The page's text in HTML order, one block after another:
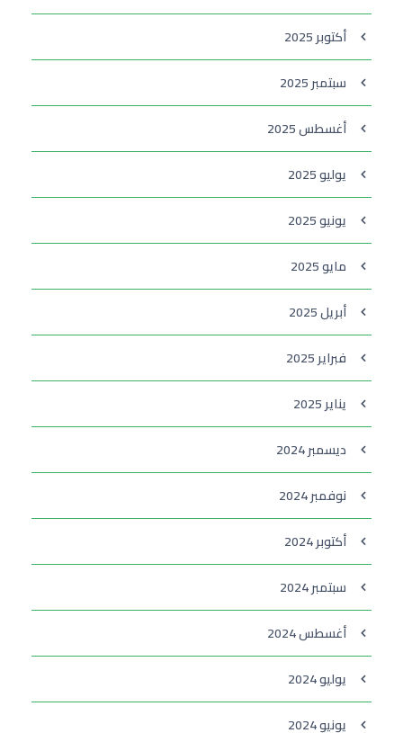
أكتوبر 2025
سبتمبر 2025
أغسطس 2025
يوليو 2025
يونيو 2025
مايو 2025
أبريل 2025
فبراير 2025
يناير 2025
ديسمبر 2024
نوفمبر 2024
أكتوبر 2024
سبتمبر 2024
أغسطس 2024
يوليو 2024
يونيو 2024